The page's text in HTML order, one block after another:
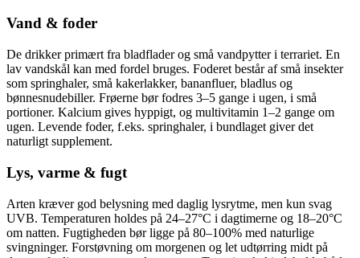
Vand & foder
De drikker primært fra bladflader og små vandpytter i terrariet. En
lav vandskål kan med fordel bruges. Foderet består af små insekter
som springhaler, små kakerlakker, bananfluer, bladlus og
bønnesnudebiller. Frøerne bør fodres 3–5 gange i ugen, i små
portioner. Kalcium gives hyppigt, og multivitamin 1–2 gange om
ugen. Levende foder, f.eks. springhaler, i bundlaget giver det
naturligt supplement.
Lys, varme & fugt
Arten kræver god belysning med daglig lysrytme, men kun svag
UVB. Temperaturen holdes på 24–27°C i dagtimerne og 18–20°C
om natten. Fugtigheden bør ligge på 80–100% med naturlige
svingninger. Forstøvning om morgenen og let udtørring midt på